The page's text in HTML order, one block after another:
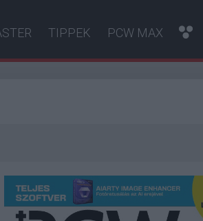
TIPPEK PCW MAX